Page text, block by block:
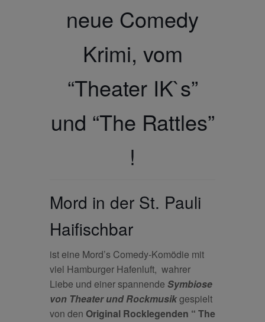
neue Comedy
Krimi, vom
“Theater IK`s”
und “The Rattles”
!
Mord in der St. Pauli
Haifischbar
ist eine Mord’s Comedy-Komödie mit
viel Hamburger Hafenluft, wahrer
Liebe und einer spannende Symbiose
von Theater und Rockmusikgespielt
von den Original Rocklegenden “ The